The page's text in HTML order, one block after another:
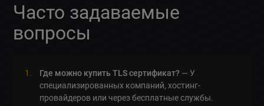
Часто задаваемые
вопросы
Где можно купить TLS сертификат? — У
специализированных компаний, хостинг-
провайдеров или через бесплатные службы.